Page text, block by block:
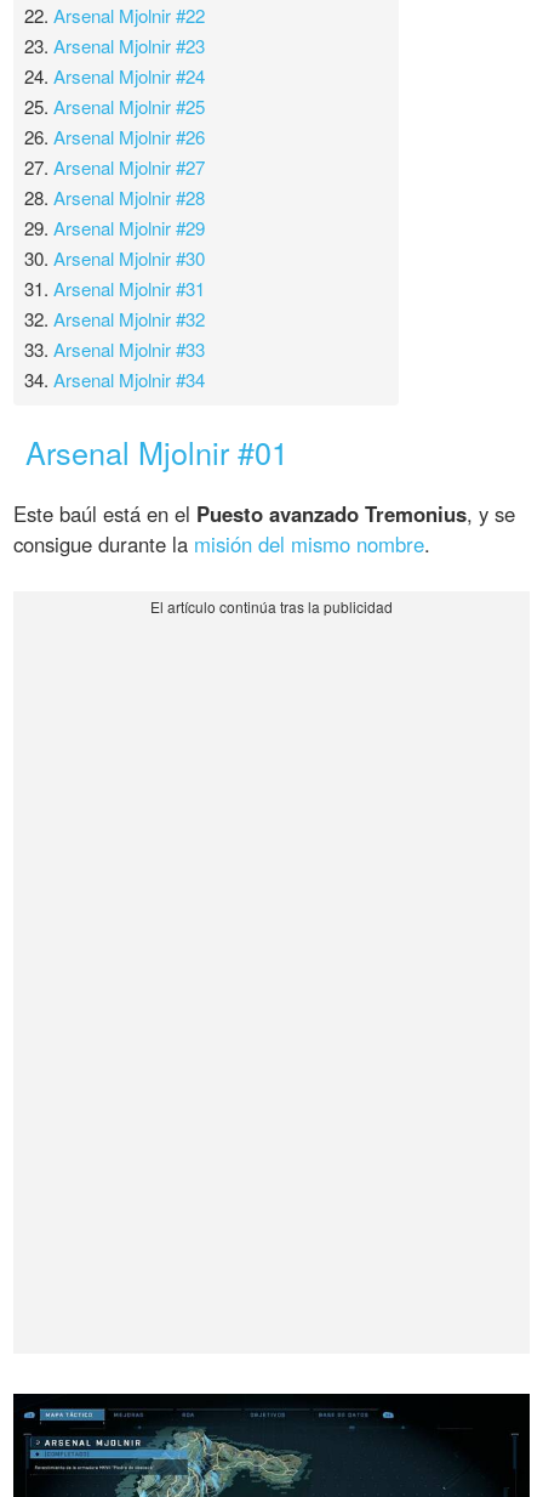
22.Arsenal Mjolnir #22
23.Arsenal Mjolnir #23
24.Arsenal Mjolnir #24
25.Arsenal Mjolnir #25
26.Arsenal Mjolnir #26
27.Arsenal Mjolnir #27
28.Arsenal Mjolnir #28
29.Arsenal Mjolnir #29
30.Arsenal Mjolnir #30
31.Arsenal Mjolnir #31
32.Arsenal Mjolnir #32
33.Arsenal Mjolnir #33
34.Arsenal Mjolnir #34
Arsenal Mjolnir #01
Este baúl está en el Puesto avanzado Tremonius, y se
consigue durante la misión del mismo nombre.